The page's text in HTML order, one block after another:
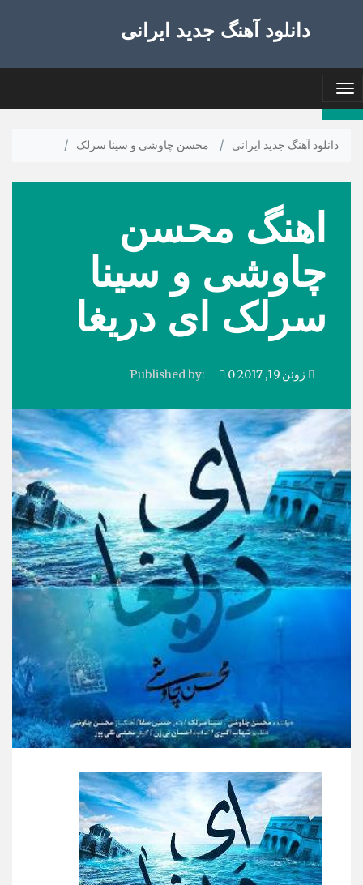
دانلود آهنگ جدید ایرانی
Toggle
navigation
دانلود آهنگ جدید ایرانی / محسن چاوشی و سینا سرلک /
اهنگ محسن
چاوشی و سینا
سرلک ای دریغا
ژوئن 19, 2017 Published by: 0